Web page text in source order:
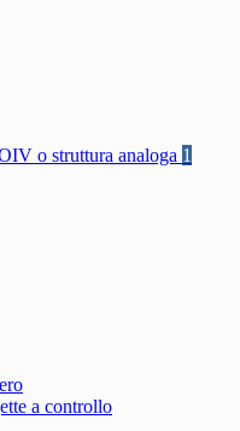
o struttura analoga 1
a controllo